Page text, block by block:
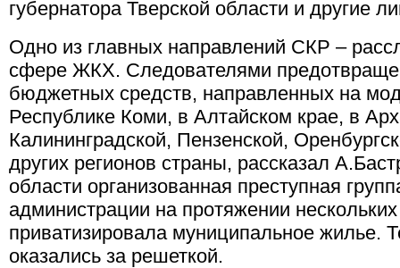
губернатора Тверской области и другие
Одно из главных направлений СКР –
сфере ЖКХ. Следователями
бюджетных средств, направленных на
Республике Коми, в Алтайском крае, в
Калининградской, Пензенской,
других регионов страны, рассказал
области организованная преступная
администрации на протяжении
приватизировала муниципальное жилье.
оказались за решеткой.